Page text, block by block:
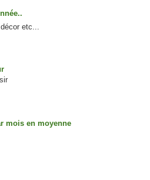
etc...
mois en moyenne